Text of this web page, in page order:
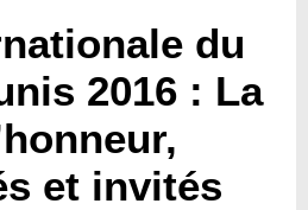
du
2016 : La
et invités